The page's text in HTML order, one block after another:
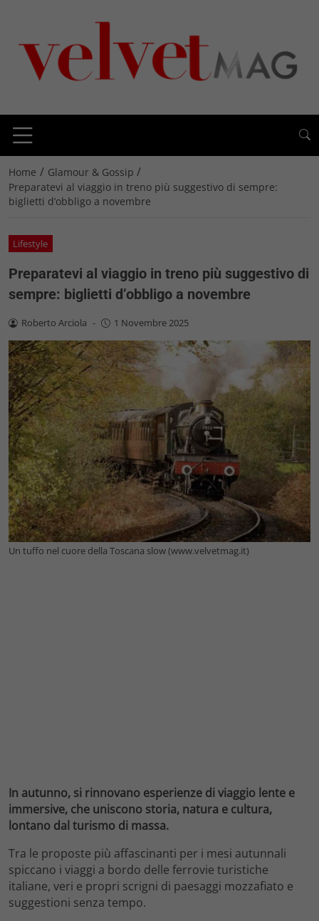
Home / Glamour & Gossip /
Preparatevi al viaggio in treno più suggestivo di sempre:
biglietti d’obbligo a novembre
Lifestyle
Preparatevi al viaggio in treno più suggestivo di
sempre: biglietti d’obbligo a novembre
Roberto Arciola - 1 Novembre 2025
Un tuffo nel cuore della Toscana slow (www.velvetmag.it)
In autunno, si rinnovano esperienze di viaggio lente e
immersive, che uniscono storia, natura e cultura,
lontano dal turismo di massa.
Tra le proposte più affascinanti per i mesi autunnali
spiccano i viaggi a bordo delle ferrovie turistiche
italiane, veri e propri scrigni di paesaggi mozzafiato e
suggestioni senza tempo.